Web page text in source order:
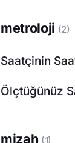
metroloji (2)
Saatçinin
Ölçtüğünüz
mizah (1)